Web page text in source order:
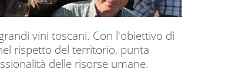
vini toscani. Con l'obiettivo di
rispetto del territorio, punta
delle risorse umane.